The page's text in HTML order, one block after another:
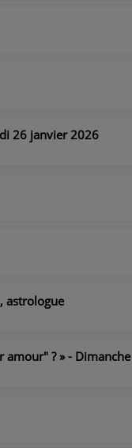
26 janvier 2026
astrologue
amour" ? » - Dimanche
Marion